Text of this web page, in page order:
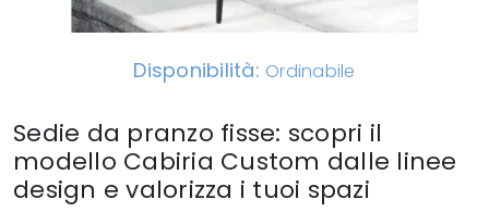
Disponibilità: Ordinabile
Sedie da pranzo fisse: scopri il
modello Cabiria Custom dalle linee
design e valorizza i tuoi spazi